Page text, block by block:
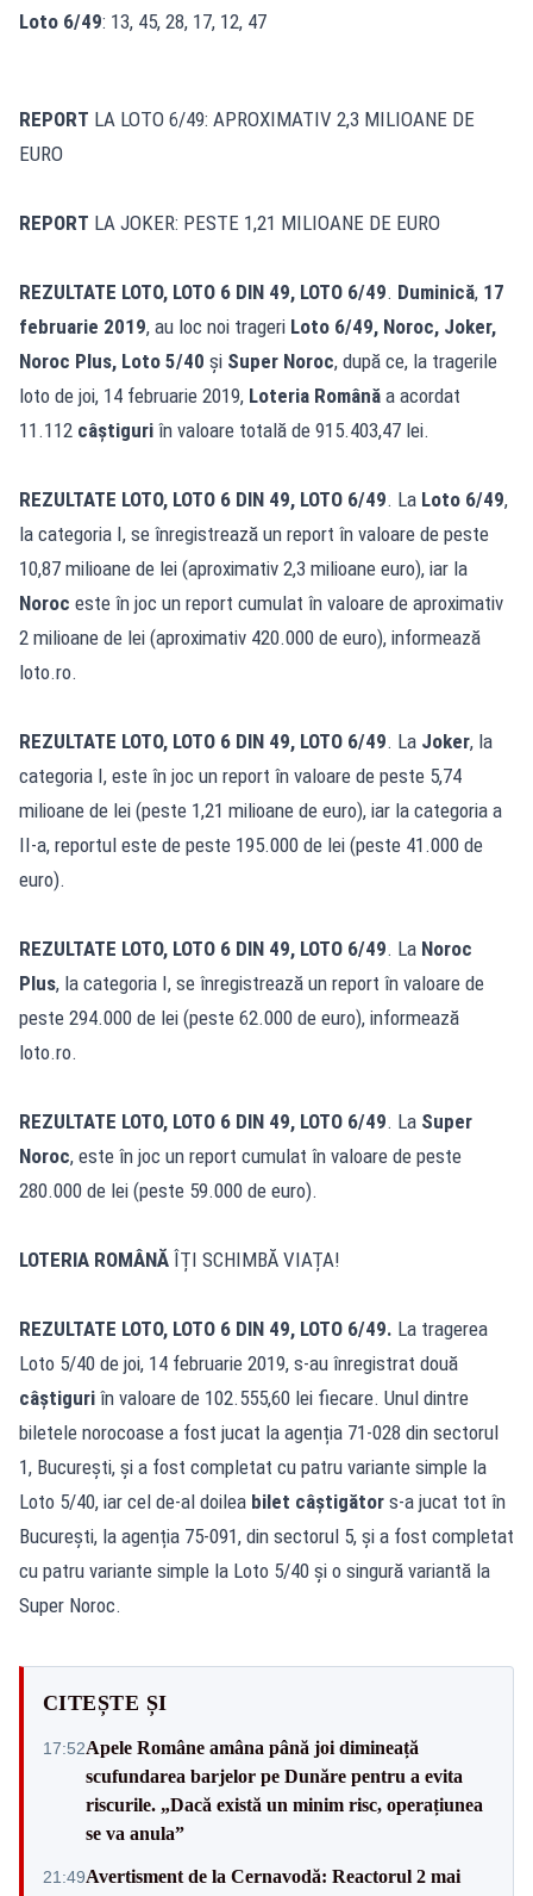
Loto 6/49: 13, 45, 28, 17, 12, 47
REPORT LA LOTO 6/49: APROXIMATIV 2,3 MILIOANE DE
EURO
REPORT LA JOKER: PESTE 1,21 MILIOANE DE EURO
REZULTATE LOTO, LOTO 6 DIN 49, LOTO 6/49. Duminică, 17
februarie 2019, au loc noi trageri Loto 6/49, Noroc, Joker,
Noroc Plus, Loto 5/40 și Super Noroc, după ce, la tragerile
loto de joi, 14 februarie 2019, Loteria Română a acordat
11.112 câștiguri în valoare totală de 915.403,47 lei.
REZULTATE LOTO, LOTO 6 DIN 49, LOTO 6/49. La Loto 6/49,
la categoria I, se înregistrează un report în valoare de peste
10,87 milioane de lei (aproximativ 2,3 milioane euro), iar la
Noroc este în joc un report cumulat în valoare de aproximativ
2 milioane de lei (aproximativ 420.000 de euro), informează
loto.ro.
REZULTATE LOTO, LOTO 6 DIN 49, LOTO 6/49. La Joker, la
categoria I, este în joc un report în valoare de peste 5,74
milioane de lei (peste 1,21 milioane de euro), iar la categoria a
II-a, reportul este de peste 195.000 de lei (peste 41.000 de
euro).
REZULTATE LOTO, LOTO 6 DIN 49, LOTO 6/49. La Noroc
Plus, la categoria I, se înregistrează un report în valoare de
peste 294.000 de lei (peste 62.000 de euro), informează
loto.ro.
REZULTATE LOTO, LOTO 6 DIN 49, LOTO 6/49. La Super
Noroc, este în joc un report cumulat în valoare de peste
280.000 de lei (peste 59.000 de euro).
LOTERIA ROMÂNĂ ÎȚI SCHIMBĂ VIAȚA!
REZULTATE LOTO, LOTO 6 DIN 49, LOTO 6/49. La tragerea
Loto 5/40 de joi, 14 februarie 2019, s-au înregistrat două
câștiguri în valoare de 102.555,60 lei fiecare. Unul dintre
biletele norocoase a fost jucat la agenția 71-028 din sectorul
1, București, și a fost completat cu patru variante simple la
Loto 5/40, iar cel de-al doilea bilet câștigător s-a jucat tot în
București, la agenția 75-091, din sectorul 5, și a fost completat
cu patru variante simple la Loto 5/40 și o singură variantă la
Super Noroc.
CITEȘTE ȘI
17:52Apele Române amâna până joi dimineață
scufundarea barjelor pe Dunăre pentru a evita
riscurile. „Dacă există un minim risc, operațiunea
se va anula”
21:49Avertisment de la Cernavodă: Reactorul 2 mai